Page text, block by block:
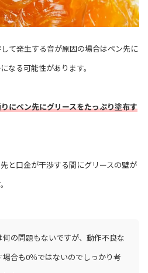
て発生する音が原因の場合はペン先に
なる可能性があります。
にペン先にグリースをたっぷり塗布す
と口金が干渉する間にグリースの壁が
何の問題もないですが、動作不良な
場合も0％ではないのでしっかり考